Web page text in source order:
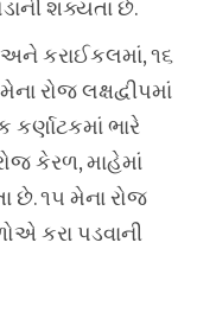
શક્યતા છે.
કરાઈકલમાં, ૧૬
રોજ લક્ષદ્વીપમાં
ભારે
કેરળ, માહેમાં
છે. ૧૫ મેના રોજ
કરા પડવાની